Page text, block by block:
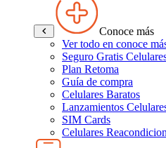
Conoce más
Ver todo en conoce
Seguro Gratis
Plan Retoma
Guía de compra
Celulares Baratos
Lanzamientos
SIM Cards
Celulares